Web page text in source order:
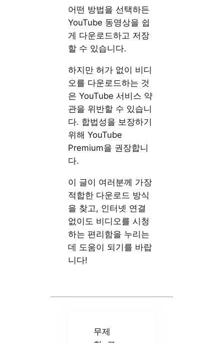
어떤 방법을 선택하든
YouTube 동영상을 쉽
게 다운로드하고 저장
할 수 있습니다.
하지만 허가 없이 비디
오를 다운로드하는 것
은 YouTube 서비스 약
관을 위반할 수 있습니
다. 합법성을 보장하기
위해 YouTube
Premium을 권장합니
다.
이 글이 여러분께 가장
적합한 다운로드 방식
을 찾고, 인터넷 연결
없이도 비디오를 시청
하는 편리함을 누리는
데 도움이 되기를 바랍
니다!
무제